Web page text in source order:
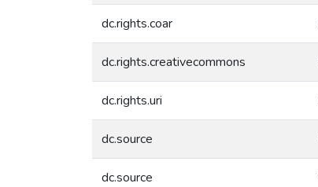
dc.rights.coar
dc.rights.creativecommons
dc.rights.uri
dc.source
dc.source